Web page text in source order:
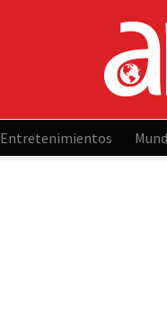
Entretenimientos